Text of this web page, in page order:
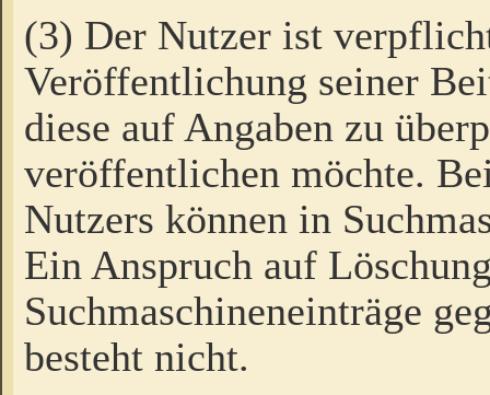
(3) Der Nutzer ist
Veröffentlichung seiner
diese auf Angaben zu
veröffentlichen möchte.
Nutzers können in
Ein Anspruch auf
Suchmaschineneinträge
besteht nicht.